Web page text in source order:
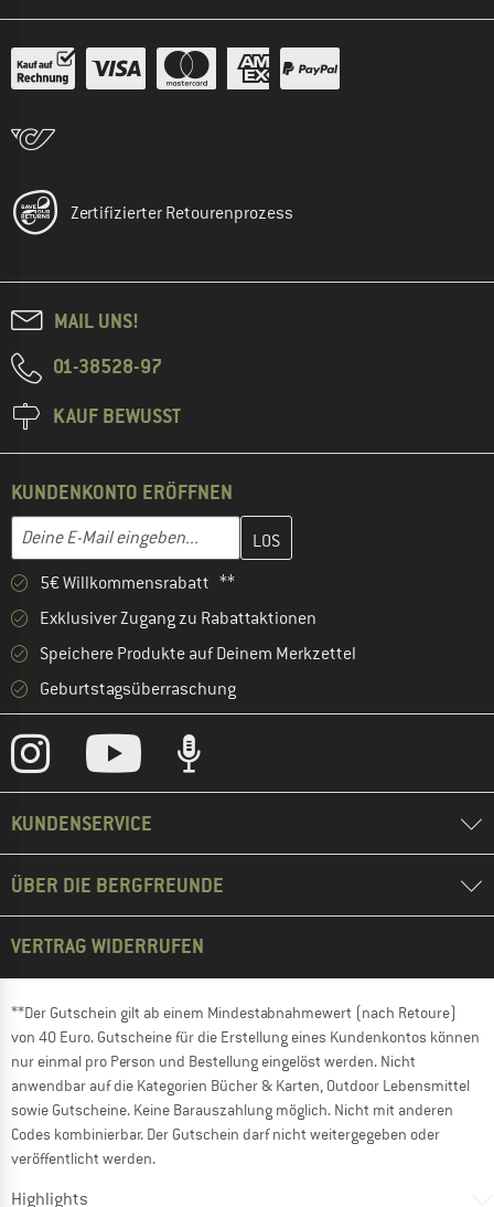
Zertifizierter Retourenprozess
MAIL UNS!
01-38528-97
KAUF BEWUSST
KUNDENKONTO ERÖFFNEN
E-Mail-Adresse
Gib hier deine E-Mail-Adresse ein und erstelle im nächsten
5€ Willkommensrabatt **
Exklusiver Zugang zu Rabattaktionen
Speichere Produkte auf Deinem Merkzettel
Geburtstagsüberraschung
KUNDENSERVICE
ÜBER DIE BERGFREUNDE
VERTRAG WIDERRUFEN
**Der Gutschein gilt ab einem Mindestabnahmewert (nach Retoure)
von 40 Euro. Gutscheine für die Erstellung eines Kundenkontos können
nur einmal pro Person und Bestellung eingelöst werden. Nicht
anwendbar auf die Kategorien Bücher & Karten, Outdoor Lebensmittel
sowie Gutscheine. Keine Barauszahlung möglich. Nicht mit anderen
Codes kombinierbar. Der Gutschein darf nicht weitergegeben oder
veröffentlicht werden.
Highlights